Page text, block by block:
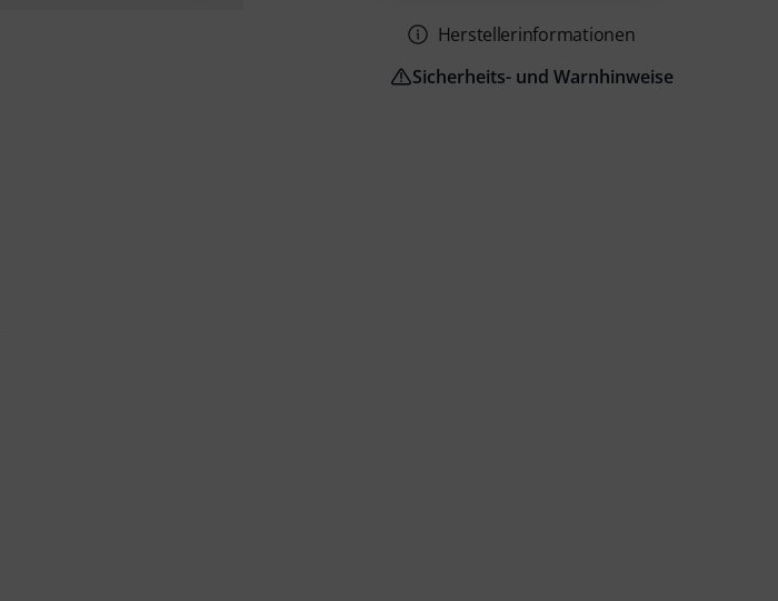
Herstellerinformationen
Sicherheits- und Warnhinweise